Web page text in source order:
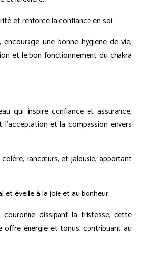
et renforce la confiance en soi.
une bonne hygiène de vie,
et le bon fonctionnement du chakra
qui inspire confiance et assurance,
et la compassion envers
rancœurs, et jalousie, apportant
et éveille à la joie et au bonheur.
couronne dissipant la tristesse, cette
offre énergie et tonus, contribuant au